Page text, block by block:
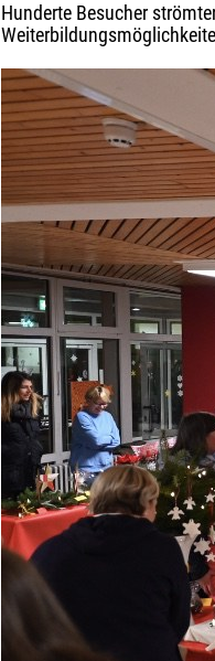
Hunderte Besucher